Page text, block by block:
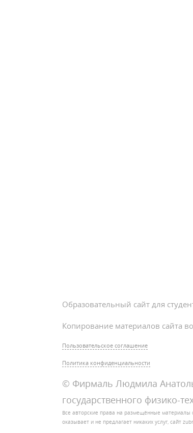
Образовательный сайт для
Копирование материалов сайта
Пользовательское соглашение
Политика конфиденциальности
© Фирмаль Людмила
государственного физико-
Все авторские права на размещённые
оказывает и не предлагает никаких услуг, сайт